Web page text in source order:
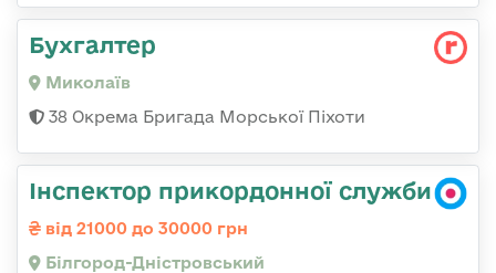
Бухгалтер
Миколаїв
38 Окрема Бригада Морської Піхоти
Інспектор прикордонної служби
від 21000 до 30000 грн
Білгород-Дністровський